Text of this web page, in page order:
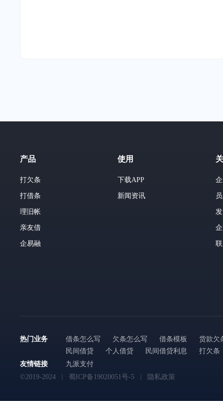
产品
打欠条
打借条
理旧帐
亲友借
企易融
使用
下载APP
新闻资讯
热门业务 借条怎么写 欠条怎么写 借条模板
货款欠
民间借贷
个人借贷 民间借贷利息
打欠条
友情链接
九派支付
©2019-2024
蜀ICP备19020051号-5 隐私政策